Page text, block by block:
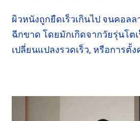
ผิวหนังถูกยืดเร็วเกินไป จนคอล
ฉีกขาด โดยมักเกิดจากวัยรุ่นโตเ
เปลี่ยนแปลงรวดเร็ว, หรือการตั้ง